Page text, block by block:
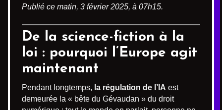
Publié ce matin, 3 février 2025, à 07h15.
De la science-fiction à la
loi : pourquoi l’Europe agit
maintenant
Pendant longtemps, la régulation de l’IA est
demeurée la « bête du Gévaudan » du droit